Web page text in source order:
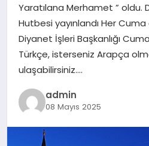
CUMA MESAJLARI
KABE CANLI YAYIN
Yaratılana Merhamet ” oldu.
Hutbesi yayınlandı Her
Diyanet İşleri Başkanlığı
Türkçe, isterseniz Arapça
ulaşabilirsiniz….
admin
08 Mayıs 2025